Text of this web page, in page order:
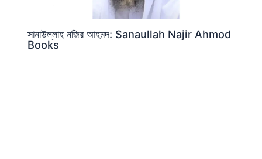
সানাউল্লাহ নজির আহমদ: Sanaullah Najir Ahmod
Books